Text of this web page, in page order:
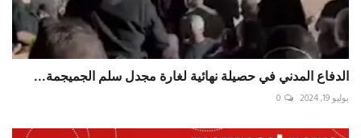
الدفاع المدني في حصيلة نهائية لغارة ‎مجدل سلم ‎الجميجمة...
يوليو 19, 2024 0